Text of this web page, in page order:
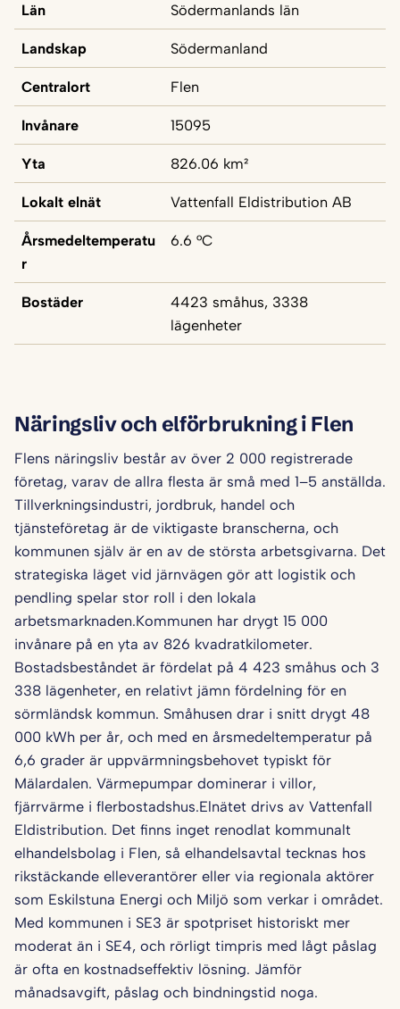
Län Södermanlands län
Landskap Södermanland
Centralort Flen
Invånare 15095
Yta 826.06 km²
Lokalt elnät Vattenfall Eldistribution AB
Årsmedeltemperatu
r
6.6 °C
Bostäder
4423 småhus, 3338
lägenheter
Näringsliv och elförbrukning i Flen
Flens näringsliv består av över 2 000 registrerade
företag, varav de allra flesta är små med 1–5 anställda.
Tillverkningsindustri, jordbruk, handel och
tjänsteföretag är de viktigaste branscherna, och
kommunen själv är en av de största arbetsgivarna. Det
strategiska läget vid järnvägen gör att logistik och
pendling spelar stor roll i den lokala
arbetsmarknaden.Kommunen har drygt 15 000
invånare på en yta av 826 kvadratkilometer.
Bostadsbeståndet är fördelat på 4 423 småhus och 3
338 lägenheter, en relativt jämn fördelning för en
sörmländsk kommun. Småhusen drar i snitt drygt 48
000 kWh per år, och med en årsmedeltemperatur på
6,6 grader är uppvärmningsbehovet typiskt för
Mälardalen. Värmepumpar dominerar i villor,
fjärrvärme i flerbostadshus.Elnätet drivs av Vattenfall
Eldistribution. Det finns inget renodlat kommunalt
elhandelsbolag i Flen, så elhandelsavtal tecknas hos
rikstäckande elleverantörer eller via regionala aktörer
som Eskilstuna Energi och Miljö som verkar i området.
Med kommunen i SE3 är spotpriset historiskt mer
moderat än i SE4, och rörligt timpris med lågt påslag
är ofta en kostnadseffektiv lösning. Jämför
månadsavgift, påslag och bindningstid noga.